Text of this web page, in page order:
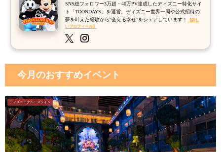
SNS総フォロワー3万超・40万PV達成したディズニー特化サイ
ト「TOONDAYS」を運営。ディズニー世界一周や公式招待の
夢を叶えた経験から“会える幸せ”をシェアしています！
【詳し
いプロフィール】
今月のおすすめイベント
ディズニークルーズライン